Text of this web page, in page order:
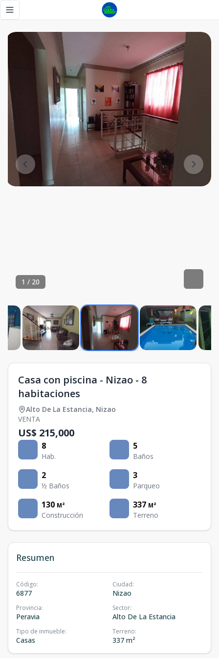
Toggle navigation menu
1 / 20
Casa con piscina - Nizao - 8
habitaciones
Alto De La Estancia, Nizao
VENTA
US$ 215,000
8
Hab.
5
Baños
2
½ Baños
3
Parqueo
130 M²
Construcción
337 M²
Terreno
Resumen
Código:
6877
Ciudad:
Nizao
Provincia:
Peravia
Sector:
Alto De La Estancia
Tipo de inmueble:
Casas
Terreno:
337 m²
Casa con piscina - Nizao - 8 habitaciones - Tu Casa RD